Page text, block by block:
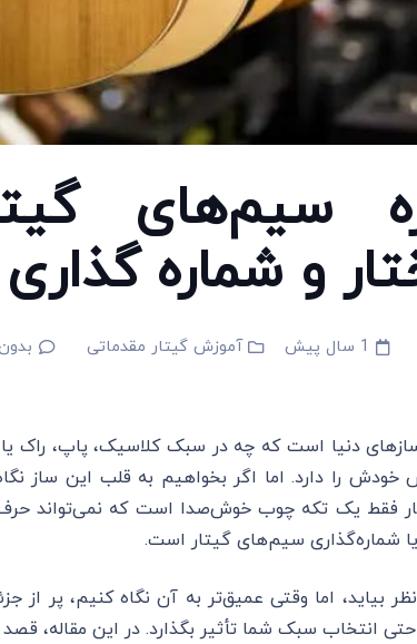
سیم‌های
و شماره گذاری
1 سال پیش آموزش گیتار مقدماتی
دنیا است که چه در سبک کلاسیک، پاپ، راک
را دارد. اما اگر بخواهیم به قلب این ساز
فقط یک تکه چوب خوش‌صدا است که نمی‌تواند حرف
یا شماره‌گذاری سیم‌های گیتار است.
بیاید، اما وقتی عمیق‌تر به آن نگاه کنیم، پر
انتخاب سبک شما تأثیر بگذارد. در این مقاله، قصد